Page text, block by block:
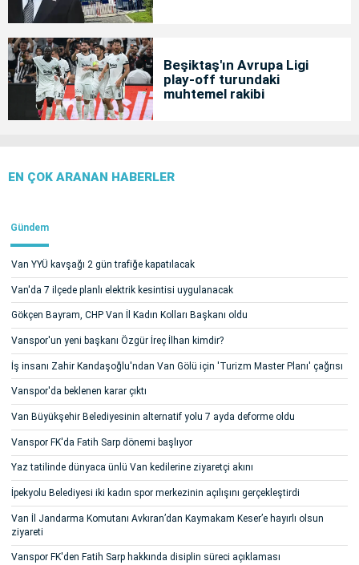
Beşiktaş'ın Avrupa Ligi
play-off turundaki
muhtemel rakibi
EN ÇOK ARANAN HABERLER
Gündem
Van YYÜ kavşağı 2 gün trafiğe kapatılacak
Van'da 7 ilçede planlı elektrik kesintisi uygulanacak
Gökçen Bayram, CHP Van İl Kadın Kolları Başkanı oldu
Vanspor'un yeni başkanı Özgür İreç İlhan kimdir?
İş insanı Zahir Kandaşoğlu'ndan Van Gölü için 'Turizm Master Planı' çağrısı
Vanspor'da beklenen karar çıktı
Van Büyükşehir Belediyesinin alternatif yolu 7 ayda deforme oldu
Vanspor FK'da Fatih Sarp dönemi başlıyor
Yaz tatilinde dünyaca ünlü Van kedilerine ziyaretçi akını
İpekyolu Belediyesi iki kadın spor merkezinin açılışını gerçekleştirdi
Van İl Jandarma Komutanı Avkıran’dan Kaymakam Keser’e hayırlı olsun
ziyareti
Vanspor FK'den Fatih Sarp hakkında disiplin süreci açıklaması